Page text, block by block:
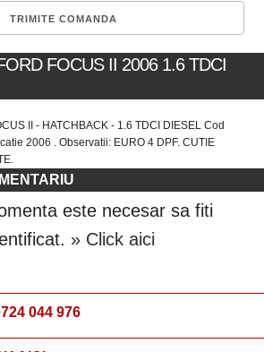
FOCUS II 2006 1.6 TDCI
II - HATCHBACK - 1.6 TDCI DIESEL Cod
2006 . Observatii: EURO 4 DPF. CUTIE
este necesar sa fiti
» Click aici
044 976